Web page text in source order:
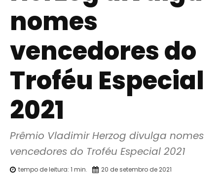
nomes
vencedores do
Troféu Especial
2021
Prêmio Vladimir Herzog divulga nomes
vencedores do Troféu Especial 2021
tempo de leitura: 1 min. 20 de setembro de 2021